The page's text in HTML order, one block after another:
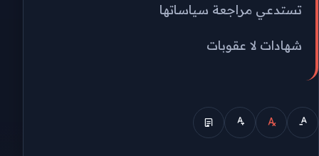
تستدعي مراجعة سياساتها
شهادات لا عقوبات